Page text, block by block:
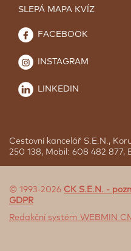
SLEPÁ MAPA KVÍZ
FACEBOOK
INSTAGRAM
LINKEDIN
Cestovní kancelář S.E.N.,
250 138, Mobil: 608 482 877,
© 1993-2026 CK S.E.N. -
GDPR
Redakční systém WEBMIN